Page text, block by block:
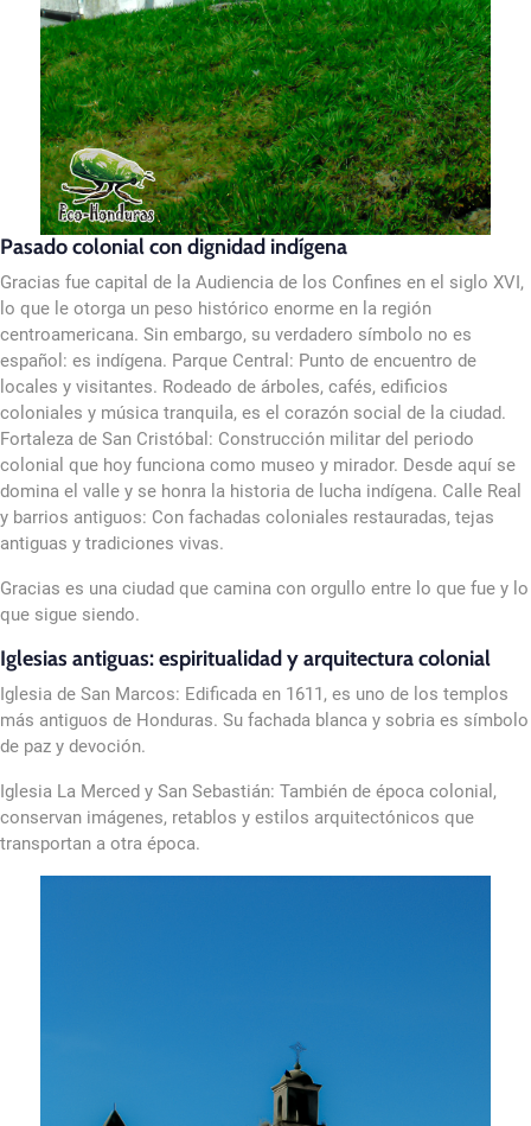
Pasado colonial con dignidad indígena
Gracias fue capital de la Audiencia de los Confines en el siglo XVI,
lo que le otorga un peso histórico enorme en la región
centroamericana. Sin embargo, su verdadero símbolo no es
español: es indígena. Parque Central: Punto de encuentro de
locales y visitantes. Rodeado de árboles, cafés, edificios
coloniales y música tranquila, es el corazón social de la ciudad.
Fortaleza de San Cristóbal: Construcción militar del periodo
colonial que hoy funciona como museo y mirador. Desde aquí se
domina el valle y se honra la historia de lucha indígena. Calle Real
y barrios antiguos: Con fachadas coloniales restauradas, tejas
antiguas y tradiciones vivas.
Gracias es una ciudad que camina con orgullo entre lo que fue y lo
que sigue siendo.
Iglesias antiguas: espiritualidad y arquitectura colonial
Iglesia de San Marcos: Edificada en 1611, es uno de los templos
más antiguos de Honduras. Su fachada blanca y sobria es símbolo
de paz y devoción.
Iglesia La Merced y San Sebastián: También de época colonial,
conservan imágenes, retablos y estilos arquitectónicos que
transportan a otra época.